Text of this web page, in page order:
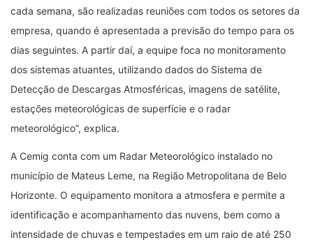
cada semana, são realizadas reuniões com todos os setores da
empresa, quando é apresentada a previsão do tempo para os
dias seguintes. A partir daí, a equipe foca no monitoramento
dos sistemas atuantes, utilizando dados do Sistema de
Detecção de Descargas Atmosféricas, imagens de satélite,
estações meteorológicas de superfície e o radar
meteorológico”, explica.
A Cemig conta com um Radar Meteorológico instalado no
município de Mateus Leme, na Região Metropolitana de Belo
Horizonte. O equipamento monitora a atmosfera e permite a
identificação e acompanhamento das nuvens, bem como a
intensidade de chuvas e tempestades em um raio de até 250